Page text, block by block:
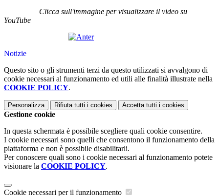
Clicca sull'immagine per visualizzare il video su
YouTube
Notizie
Questo sito o gli strumenti terzi da questo utilizzati si avvalgono di
cookie necessari al funzionamento ed utili alle finalità illustrate nella
COOKIE POLICY.
Personalizza Rifiuta tutti i cookies Accetta tutti i cookies
Gestione cookie
In questa schermata è possibile scegliere quali cookie consentire.
I cookie necessari sono quelli che consentono il funzionamento della
piattaforma e non è possibile disabilitarli.
Per conoscere quali sono i cookie necessari al funzionamento potete
visionare la COOKIE POLICY.
Cookie necessari per il funzionamento